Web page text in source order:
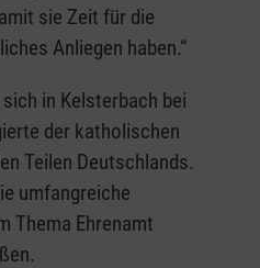
sie Zeit für die
Anliegen haben.“
in Kelsterbach bei
der katholischen
Teilen Deutschlands.
umfangreiche
Thema Ehrenamt